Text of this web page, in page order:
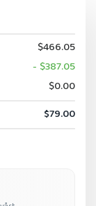
$466.05
- $387.05
$0.00
$79.00